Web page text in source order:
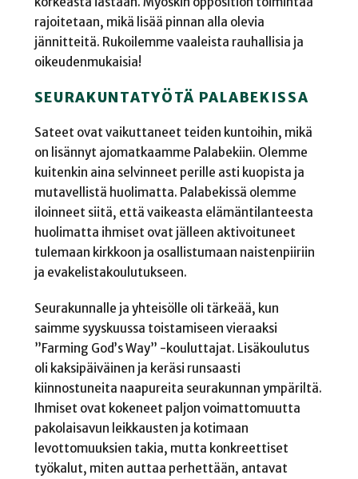
rajoitetaan, mikä lisää pinnan alla olevia
jännitteitä. Rukoilemme vaaleista rauhallisia ja
oikeudenmukaisia!
SEURAKUNTATYÖTÄ PALABEKISSA
Sateet ovat vaikuttaneet teiden kuntoihin, mikä
on lisännyt ajomatkaamme Palabekiin. Olemme
kuitenkin aina selvinneet perille asti kuopista ja
mutavellistä huolimatta. Palabekissä olemme
iloinneet siitä, että vaikeasta elämäntilanteesta
huolimatta ihmiset ovat jälleen aktivoituneet
tulemaan kirkkoon ja osallistumaan naistenpiiriin
ja evakelistakoulutukseen.
Seurakunnalle ja yhteisölle oli tärkeää, kun
saimme syyskuussa toistamiseen vieraaksi
”Farming God’s Way” -kouluttajat. Lisäkoulutus
oli kaksipäiväinen ja keräsi runsaasti
kiinnostuneita naapureita seurakunnan ympäriltä.
Ihmiset ovat kokeneet paljon voimattomuutta
pakolaisavun leikkausten ja kotimaan
levottomuuksien takia, mutta konkreettiset
työkalut, miten auttaa perhettään, antavat